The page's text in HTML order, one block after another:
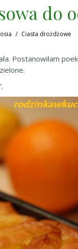
do
Ciasta drożdżowe
Postanowiłam
.